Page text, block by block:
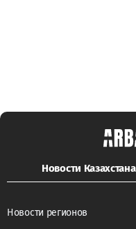
Новости Казахстана
Новости регионов